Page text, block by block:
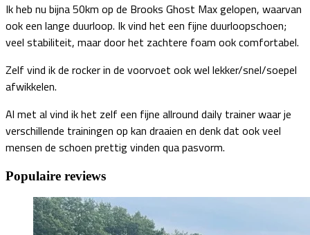
Ik heb nu bijna 50km op de Brooks Ghost Max gelopen, waarvan
ook een lange duurloop. Ik vind het een fijne duurloopschoen;
veel stabiliteit, maar door het zachtere foam ook comfortabel.
Zelf vind ik de rocker in de voorvoet ook wel lekker/snel/soepel
afwikkelen.
Al met al vind ik het zelf een fijne allround daily trainer waar je
verschillende trainingen op kan draaien en denk dat ook veel
mensen de schoen prettig vinden qua pasvorm.
Populaire reviews